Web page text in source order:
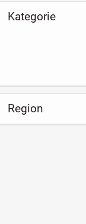
Kategorie
Region